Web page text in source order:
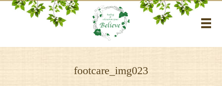
メ
footcare_img023